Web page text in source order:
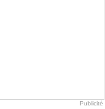
Publicité